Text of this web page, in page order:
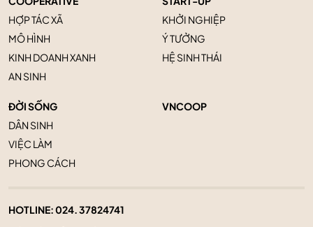
HỢP TÁC XÃ
MÔ HÌNH
KINH DOANH XANH
AN SINH
KHỞI NGHIỆP
Ý TƯỞNG
HỆ SINH THÁI
ĐỜI SỐNG
DÂN SINH
VIỆC LÀM
PHONG CÁCH
VNCOOP
HOTLINE:024. 37824741